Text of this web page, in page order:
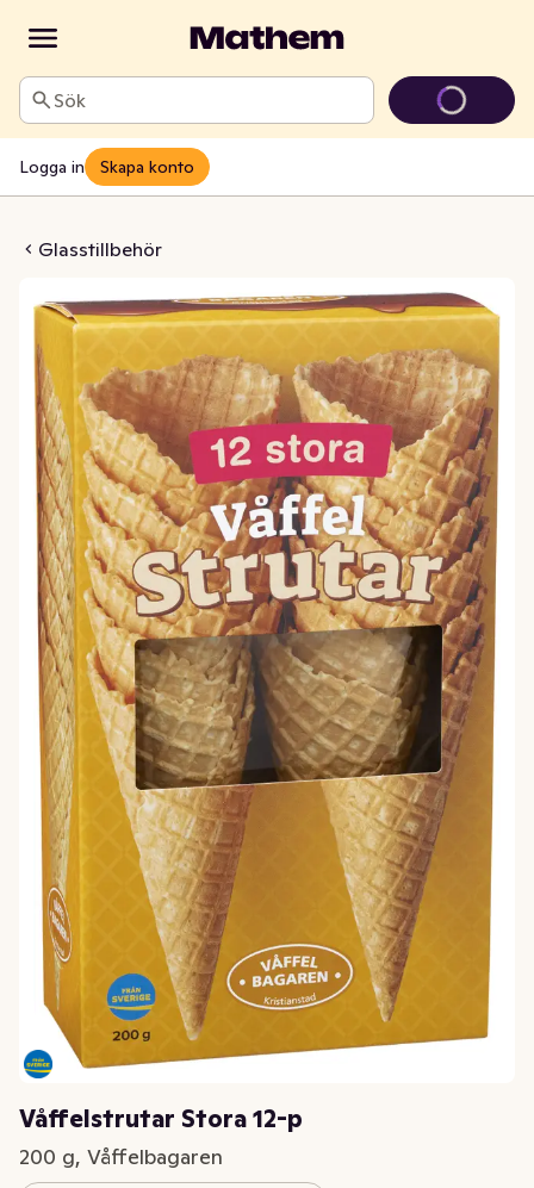
Sök
Logga in Skapa konto
Glasstillbehör
Stora 12-p
Våffelstrutar Stora 12-p
200 g, Våffelbagaren